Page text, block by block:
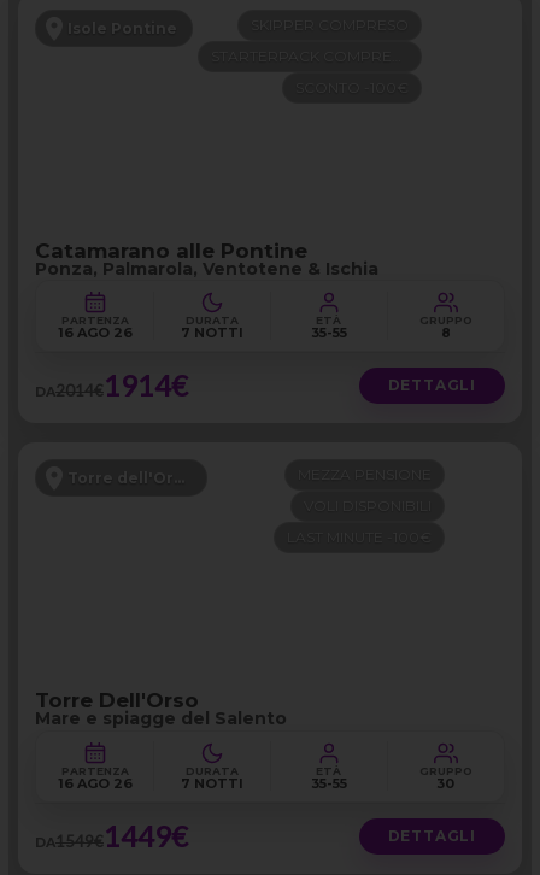
Isole Pontine
Catamarano alle Pontine
Ponza, Palmarola, Ventotene & Ischia
PARTENZA
16 AGO 26
DURATA
7 NOTTI
ETÀ
35-55
GRUPPO
8
DA2014€1914€ DETTAGLI
Torre dell'Orso - Puglia
Torre Dell'Orso
Mare e spiagge del Salento
PARTENZA
16 AGO 26
DURATA
7 NOTTI
ETÀ
35-55
GRUPPO
30
DA1549€1449€ DETTAGLI